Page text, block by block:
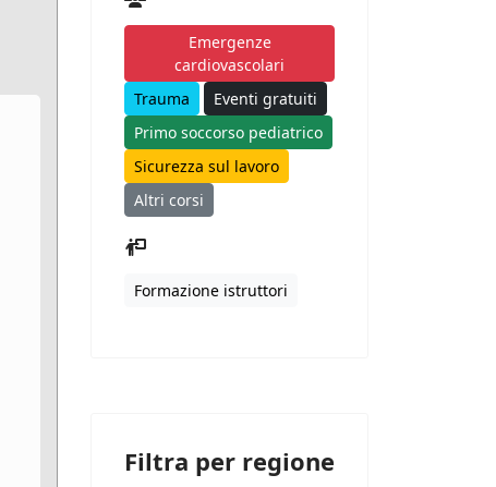
Emergenze
cardiovascolari
Trauma
Eventi gratuiti
Primo soccorso pediatrico
Sicurezza sul lavoro
Altri corsi
Formazione istruttori
Filtra per regione